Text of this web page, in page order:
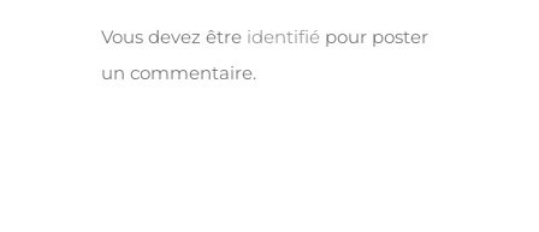
Vous devez être identifié pour poster
un commentaire.